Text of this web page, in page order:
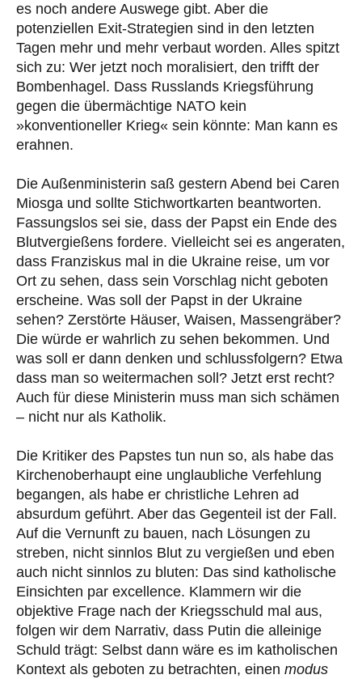
es noch andere Auswege gibt. Aber die
potenziellen Exit-Strategien sind in den letzten
Tagen mehr und mehr verbaut worden. Alles spitzt
sich zu: Wer jetzt noch moralisiert, den trifft der
Bombenhagel. Dass Russlands Kriegsführung
gegen die übermächtige NATO kein
»konventioneller Krieg« sein könnte: Man kann es
erahnen.
Die Außenministerin saß gestern Abend bei Caren
Miosga und sollte Stichwortkarten beantworten.
Fassungslos sei sie, dass der Papst ein Ende des
Blutvergießens fordere. Vielleicht sei es angeraten,
dass Franziskus mal in die Ukraine reise, um vor
Ort zu sehen, dass sein Vorschlag nicht geboten
erscheine. Was soll der Papst in der Ukraine
sehen? Zerstörte Häuser, Waisen, Massengräber?
Die würde er wahrlich zu sehen bekommen. Und
was soll er dann denken und schlussfolgern? Etwa
dass man so weitermachen soll? Jetzt erst recht?
Auch für diese Ministerin muss man sich schämen
– nicht nur als Katholik.
Die Kritiker des Papstes tun nun so, als habe das
Kirchenoberhaupt eine unglaubliche Verfehlung
begangen, als habe er christliche Lehren ad
absurdum geführt. Aber das Gegenteil ist der Fall.
Auf die Vernunft zu bauen, nach Lösungen zu
streben, nicht sinnlos Blut zu vergießen und eben
auch nicht sinnlos zu bluten: Das sind katholische
Einsichten par excellence. Klammern wir die
objektive Frage nach der Kriegsschuld mal aus,
folgen wir dem Narrativ, dass Putin die alleinige
Schuld trägt: Selbst dann wäre es im katholischen
Kontext als geboten zu betrachten, einen modus